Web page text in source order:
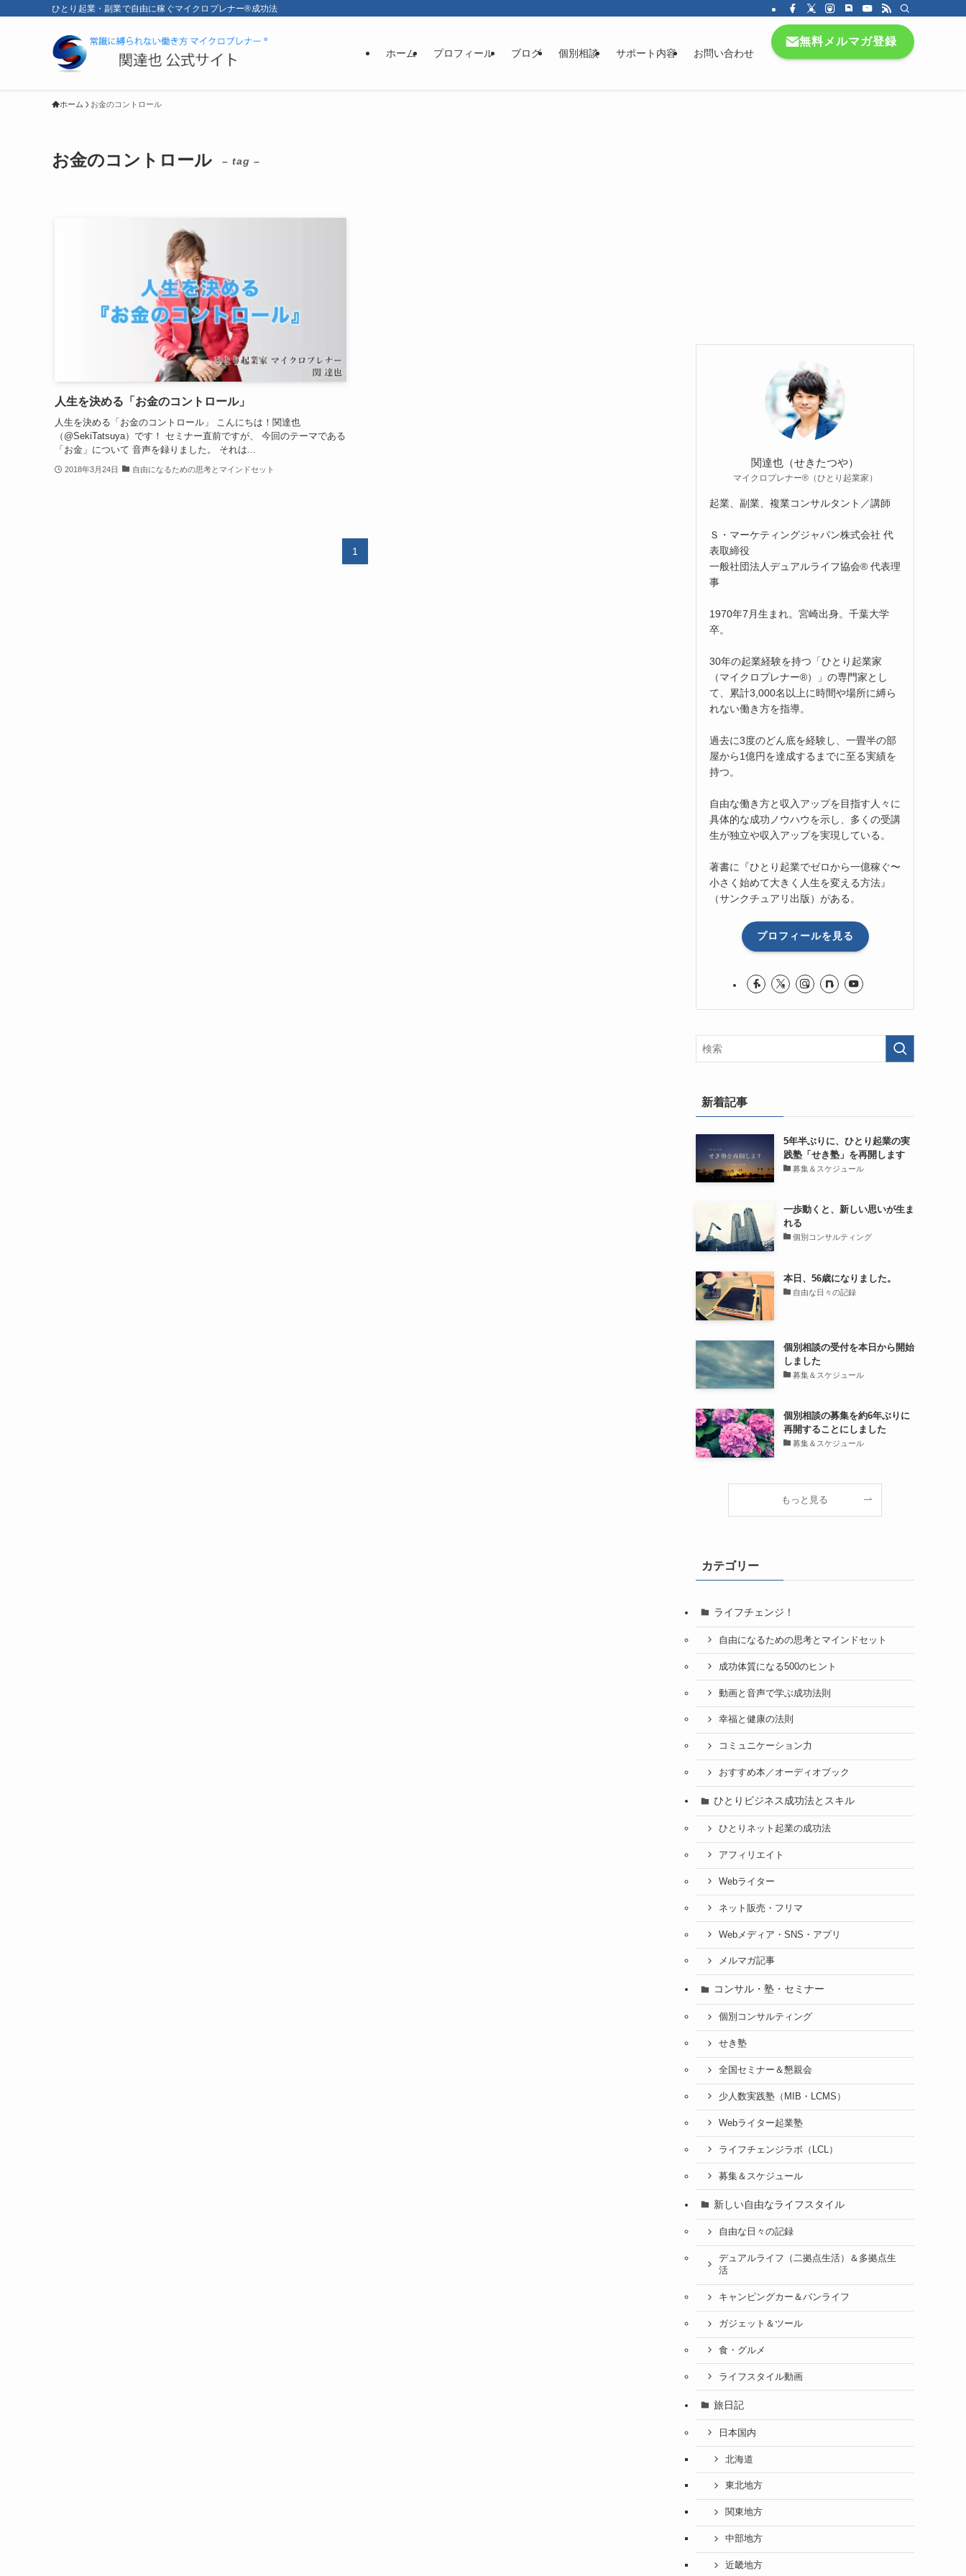
ひとり起業・副業で自由に稼ぐマイクロプレナー®成功法
ホーム プロフィール ブログ 個別相談 サポート内容 お問い合わせ
無料メルマガ登録
ホーム お金のコントロール
お金のコントロール – tag –
人生を決める「お金のコントロール」
人生を決める「お金のコントロール」 こんにちは！関達也
（@SekiTatsuya）です！ セミナー直前ですが、 今回のテーマである
「お金」について 音声を録りました。 それは...
2018年3月24日 自由になるための思考とマインドセット
1
関達也（せきたつや）
マイクロプレナー®（ひとり起業家）
起業、副業、複業コンサルタント／講師
Ｓ・マーケティングジャパン株式会社 代
表取締役
一般社団法人デュアルライフ協会® 代表理
事
1970年7月生まれ。宮崎出身。千葉大学
卒。
30年の起業経験を持つ「ひとり起業家
（マイクロプレナー®）」の専門家とし
て、累計3,000名以上に時間や場所に縛ら
れない働き方を指導。
過去に3度のどん底を経験し、一畳半の部
屋から1億円を達成するまでに至る実績を
持つ。
自由な働き方と収入アップを目指す人々に
具体的な成功ノウハウを示し、多くの受講
生が独立や収入アップを実現している。
著書に『ひとり起業でゼロから一億稼ぐ〜
小さく始めて大きく人生を変える方法』
（サンクチュアリ出版）がある。
プロフィールを見る
新着記事
5年半ぶりに、ひとり起業の実
践塾「せき塾」を再開します
募集＆スケジュール
一歩動くと、新しい思いが生ま
れる
個別コンサルティング
本日、56歳になりました。
自由な日々の記録
個別相談の受付を本日から開始
しました
募集＆スケジュール
個別相談の募集を約6年ぶりに
再開することにしました
募集＆スケジュール
もっと見る
カテゴリー
ライフチェンジ！
自由になるための思考とマインドセット
成功体質になる500のヒント
動画と音声で学ぶ成功法則
幸福と健康の法則
コミュニケーション力
おすすめ本／オーディオブック
ひとりビジネス成功法とスキル
ひとりネット起業の成功法
アフィリエイト
Webライター
ネット販売・フリマ
Webメディア・SNS・アプリ
メルマガ記事
コンサル・塾・セミナー
個別コンサルティング
せき塾
全国セミナー＆懇親会
少人数実践塾（MIB・LCMS）
Webライター起業塾
ライフチェンジラボ（LCL）
募集＆スケジュール
新しい自由なライフスタイル
自由な日々の記録
デュアルライフ（二拠点生活）＆多拠点生
活
キャンピングカー＆バンライフ
ガジェット＆ツール
食・グルメ
ライフスタイル動画
旅日記
日本国内
北海道
東北地方
関東地方
中部地方
近畿地方